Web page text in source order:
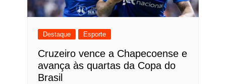
Destaque Esporte
Cruzeiro vence a Chapecoense e
avança às quartas da Copa do
Brasil